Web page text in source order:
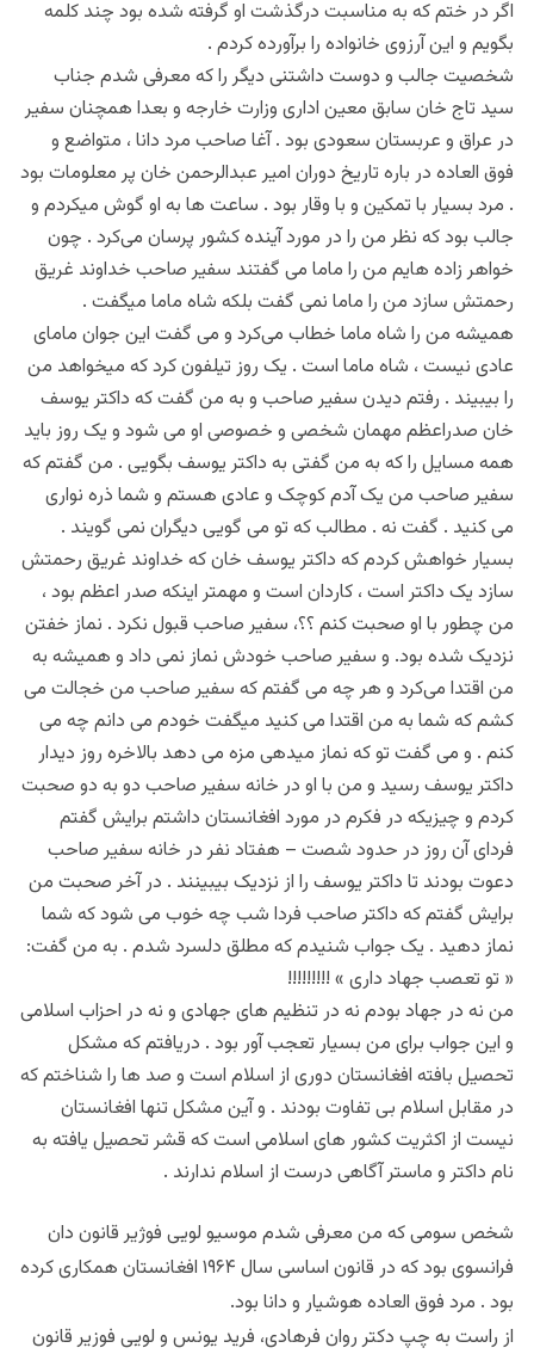
اگر در ختم که به مناسبت درگذشت او گرفته شده بود چند کلمه
بگویم و این آرزوی خانواده را برآورده کردم .
شخصیت جالب و دوست داشتنی دیگر را که معرفی شدم جناب
سید تاج خان سابق معین اداری وزارت خارجه و بعدا همچنان سفیر
در عراق و عربستان سعودی بود . آغا صاحب مرد دانا ، متواضع و
فوق العاده در باره تاریخ دوران امیر عبدالرحمن خان پر معلومات بود
. مرد بسیار با تمکین و با وقار بود . ساعت ها به او گوش میکردم و
جالب بود که نظر من را در مورد آینده کشور پرسان می‌کرد . چون
خواهر زاده هایم من را ماما می گفتند سفیر صاحب خداوند غریق
رحمتش سازد من را ماما نمی گفت بلکه شاه ماما میگفت .
همیشه من را شاه ماما خطاب می‌کرد و می گفت این جوان مامای
عادی نیست ، شاه ماما است . یک روز تیلفون کرد که میخواهد من
را بیبیند . رفتم دیدن سفیر صاحب و به من گفت که داکتر یوسف
خان صدراعظم مهمان شخصی و خصوصی او می شود و یک روز باید
همه مسایل را که به من گفتی به داکتر یوسف بگویی . من گفتم که
سفیر صاحب من یک آدم کوچک و عادی هستم و شما ذره نواری
می کنید . گفت نه . مطالب که تو می گویی دیگران نمی گویند .
بسیار خواهش کردم که داکتر یوسف خان که خداوند غریق رحمتش
سازد یک داکتر است ، کاردان است و مهمتر اینکه صدر اعظم بود ،
من چطور با او صحبت کنم ؟؟، سفیر صاحب قبول نکرد . نماز خفتن
نزدیک شده بود. و سفیر صاحب خودش نماز نمی داد و همیشه به
من اقتدا می‌کرد و هر چه می گفتم که سفیر صاحب من خجالت می
کشم که شما به من اقتدا می کنید میگفت خودم می دانم چه می
کنم . و می گفت تو که نماز میدهی مزه می دهد بالاخره روز دیدار
داکتر یوسف رسید و من با او در خانه سفیر صاحب دو به دو صحبت
کردم و چیزیکه در فکرم در مورد افغانستان داشتم برایش گفتم
فردای آن روز در حدود شصت – هفتاد نفر در خانه سفیر صاحب
دعوت بودند تا داکتر یوسف را از نزدیک بیبینند . در آخر صحبت من
برایش گفتم که داکتر صاحب فردا شب چه خوب می شود که شما
نماز دهید . یک جواب شنیدم که مطلق دلسرد شدم . به من گفت:
« تو تعصب جهاد داری » !!!!!!!!!
من نه در جهاد بودم نه در تنظیم های جهادی و نه در احزاب اسلامی
و این جواب برای من بسیار تعجب آور بود . دریافتم که مشکل
تحصیل بافته افغانستان دوری از اسلام است و صد ها را شناختم که
در مقابل اسلام بی تفاوت بودند . و آین مشکل تنها افغانستان
نیست از اکثریت کشور های اسلامی است که قشر تحصیل یافته به
نام داکتر و ماستر آگاهی درست از اسلام ندارند .
شخص سومی که من معرفی شدم موسیو لویی فوژیر قانون دان
فرانسوی بود که در قانون اساسی سال ۱۹۶۴ افغانستان همکاری کرده
بود . مرد فوق العاده هوشیار و دانا بود.
از راست به چپ دکتر روان فرهادی، فرید یونس و لویی فوزیر قانون